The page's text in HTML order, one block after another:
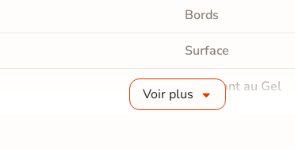
Bords
Surface
Résistant au Gel
Voir plus